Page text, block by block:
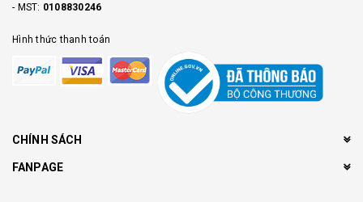
- MST: 0108830246
Hình thức thanh toán
CHÍNH SÁCH
FANPAGE